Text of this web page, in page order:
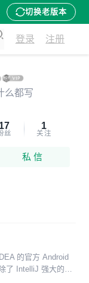
切换老版本
登录 注册
么都写
17
丝
1
关注
私 信
的官方 Android
了 IntelliJ 强大的代